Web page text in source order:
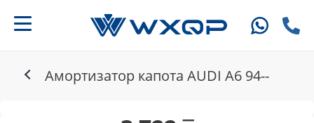
Амортизатор капота AUDI A6 94--